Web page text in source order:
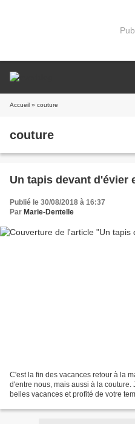
Accueil » couture
couture
Un tapis devant d'évier
Publié le 30/08/2018 à 16:37
Par Marie-Dentelle
C'est la fin des vacances retour à la
d'entre nous, mais aussi à la
belles vacances et profité de votre